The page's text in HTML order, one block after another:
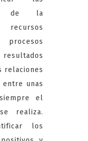
de la
relaciones
entre unas
el
realiza.
los